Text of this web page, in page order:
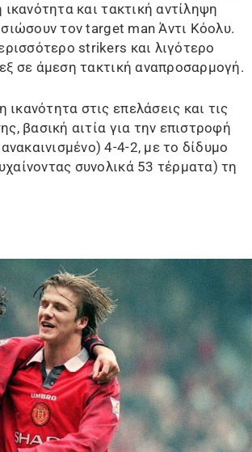
ικανότητα και τακτική αντίληψη
τον target man Άντι Κόολυ.
strikers και λιγότερο
σε άμεση τακτική αναπροσαρμογή.
στις επελάσεις και τις
βασική αιτία για την επιστροφή
4-4-2, με το δίδυμο
συνολικά 53 τέρματα) τη